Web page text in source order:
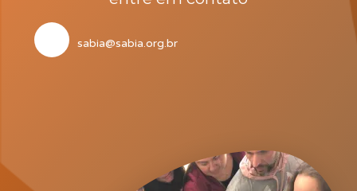
sabia@sabia.org.br